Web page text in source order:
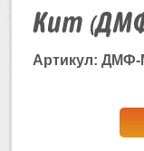
Кит
Артикул: ДМФ-